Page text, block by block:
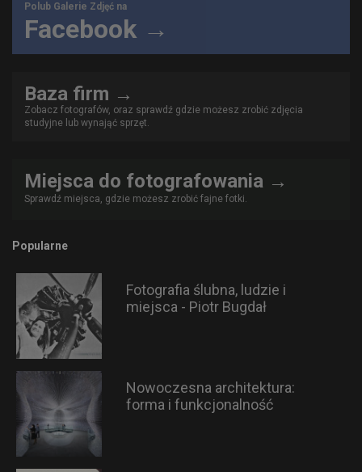
Polub Galerie Zdjęć na
Facebook →
Baza firm →
Zobacz fotografów, oraz sprawdź gdzie możesz zrobić zdjęcia
studyjne lub wynająć sprzęt.
Miejsca do fotografowania →
Sprawdź miejsca, gdzie możesz zrobić fajne fotki.
Popularne
Fotografia ślubna, ludzie i
miejsca - Piotr Bugdał
Nowoczesna architektura:
forma i funkcjonalność